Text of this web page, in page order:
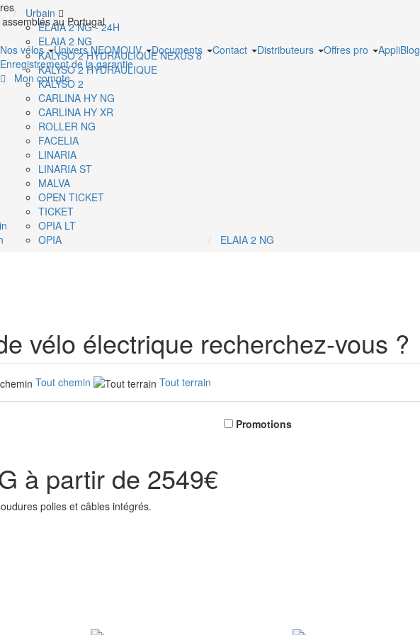
au Portugal
Nos vélos Univers NEOMOUV Documents Contact Distributeurs Offres pro AppliBlog
Enregistrement de la garantie
Mon compte
Urbain
ELAIA 2 NG - 24H
ELAIA 2 NG
KALYSO 2 HYDRAULIQUE NEXUS 8
KALYSO 2 HYDRAULIQUE
KALYSO 2
CARLINA HY NG
CARLINA HY XR
ROLLER NG
FACELIA
LINARIA
LINARIA ST
MALVA
OPEN TICKET
TICKET
OPIA LT
OPIA
ELAIA 2 NG
vélo électrique recherchez-vous ?
Tout chemin Tout terrain
Promotions
à partir de 2549€
polies et câbles intégrés.